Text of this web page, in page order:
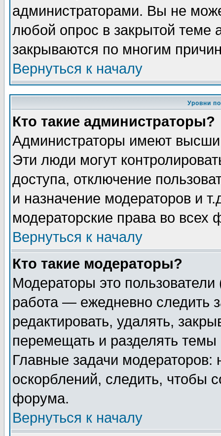
администраторами. Вы не
любой опрос в закрытой теме
закрываются по многим
Вернуться к началу
Уровни
Кто такие администраторы?
Администраторы имеют
Эти люди могут
доступа, отключение
и назначение модераторов и
модераторские права во всех
Вернуться к началу
Кто такие модераторы?
Модераторы это
работа — ежедневно следить
редактировать, удалять,
перемещать и разделять
Главные задачи
оскорблений, следить, чтобы
форума.
Вернуться к началу